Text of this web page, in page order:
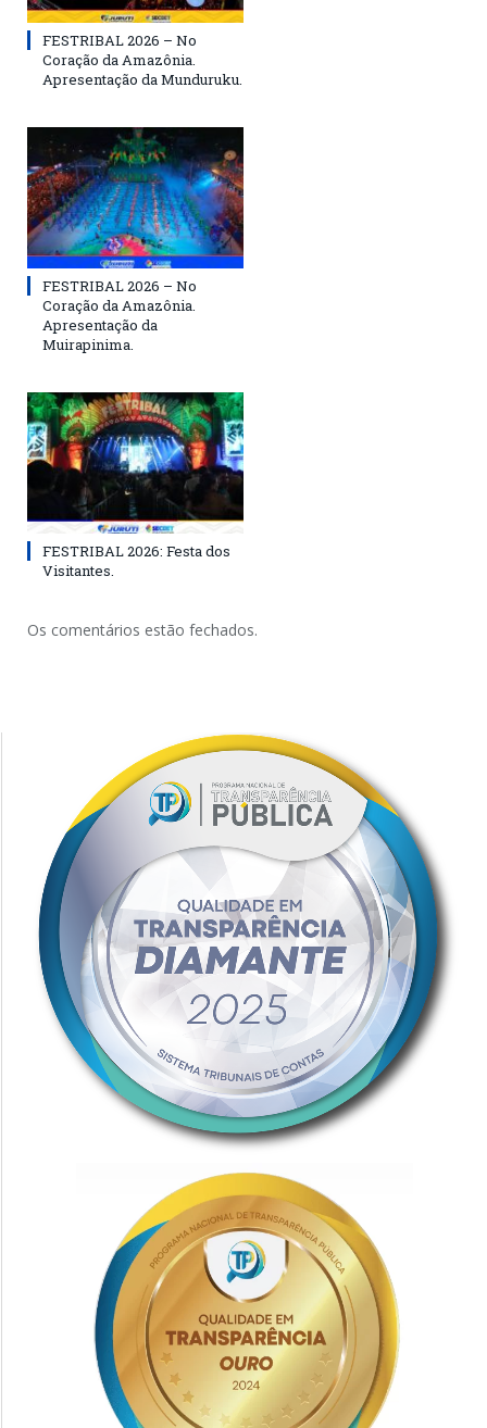
FESTRIBAL 2026 – No
Coração da Amazônia.
Apresentação da Munduruku.
FESTRIBAL 2026 – No
Coração da Amazônia.
Apresentação da
Muirapinima.
FESTRIBAL 2026: Festa dos
Visitantes.
Os comentários estão fechados.